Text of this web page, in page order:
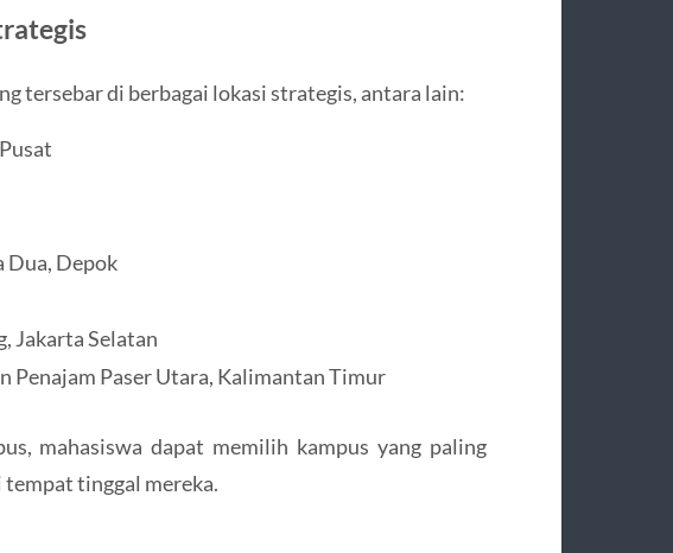
tersebar di berbagai lokasi strategis, antara lain:
Dua, Depok
Jakarta Selatan
Penajam Paser Utara, Kalimantan Timur
mahasiswa dapat memilih kampus yang paling
tempat tinggal mereka.